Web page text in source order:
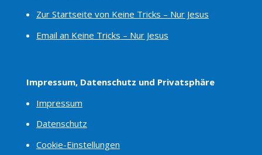
Zur Startseite von Keine Tricks – Nur Jesus
Email an Keine Tricks – Nur Jesus
Impressum, Datenschutz und Privatsphäre
Impressum
Datenschutz
Cookie-Einstellungen